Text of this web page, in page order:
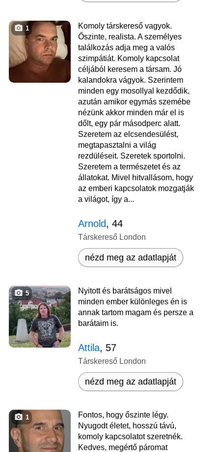
1
Komoly társkereső vagyok.
Őszinte, realista. A személyes
találkozás adja meg a valós
szimpátiát. Komoly kapcsolat
céljából keresem a társam. Jó
kalandokra vágyok. Szerintem
minden egy mosollyal kezdődik,
azután amikor egymás szemébe
nézünk akkor minden már el is
dőlt, egy pár másodperc alatt.
Szeretem az elcsendesülést,
megtapasztalni a világ
rezdüléseit. Szeretek sportolni.
Szeretem a természetet és az
állatokat. Mivel hitvallásom, hogy
az emberi kapcsolatok mozgatják
a világot, így a...
Arnold, 44
Társkereső London
nézd meg az adatlapját
5
Nyitott és barátságos mivel
minden ember különleges én is
annak tartom magam és persze a
barátaim is.
Attila, 57
Társkereső London
nézd meg az adatlapját
1
Fontos, hogy őszinte légy.
Nyugodt életet, hosszú távú,
komoly kapcsolatot szeretnék.
Kedves, megértő páromat